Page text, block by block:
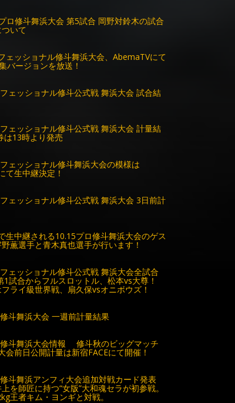
ロ修斗舞浜大会 第5試合 岡野対鈴木の試合
いて
ェッショナル修斗舞浜大会、AbemaTVにて
バージョンを放送！
ェッショナル修斗公式戦 舞浜大会 試合結
ェッショナル修斗公式戦 舞浜大会 計量結
13時より発売
ェッショナル修斗舞浜大会の模様は
て生中継決定！
ェッショナル修斗公式戦 舞浜大会 3日前計
生中継される10.15プロ修斗舞浜大会のゲス
野薫選手と青木真也選手が行います！
ェッショナル修斗公式戦 舞浜大会全試合
合からフルスロットル、松本vs大尊！
ライ級世界戦、扇久保vsオニボウズ！
斗舞浜大会 一週前計量結果
斗舞浜大会情報 修斗秋のビッグマッチ
会前日公開計量は新宿FACEにて開催！
斗舞浜アンフィ大会追加対戦カード発表
を師匠に持つ“女版”大和魂セラが初参戦。
王者キム・ヨンギと対戦。